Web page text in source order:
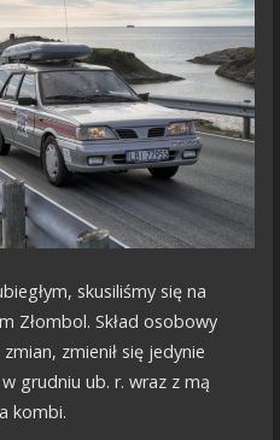
skusiliśmy się na
Złombol. Skład osobowy
zmienił się jedynie
grudniu ub. r. wraz z mą
kombi.